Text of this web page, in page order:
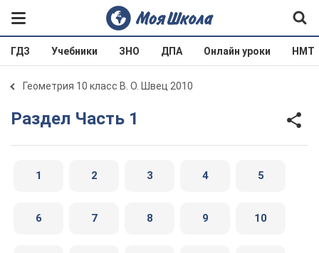
ГДЗ Учебники ЗНО ДПА Онлайн уроки НМТ
Геометрия 10 класс В. О. Швец 2010
Раздел Часть 1
1 2 3 4 5
6 7 8 9 10